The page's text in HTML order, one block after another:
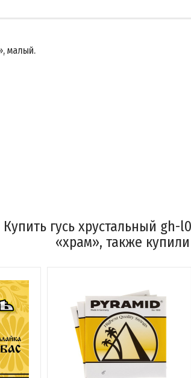
малый.
гусь хрустальный
«храм», также купили